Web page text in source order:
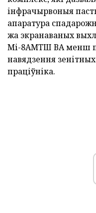
інфрачырвоныя
апаратура
жа экранаваных
Мі-8АМТШ ВА менш
навядзення
праціўніка.